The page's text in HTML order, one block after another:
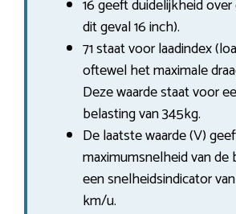
16 geeft duidelijkheid
dit geval 16 inch).
71 staat voor laadindex
oftewel het maximale
Deze waarde staat voor
belasting van 345kg.
De laatste waarde (V)
maximumsnelheid van de
een snelheidsindicator
km/u.